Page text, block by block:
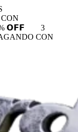
𝗢𝗙𝗙
3
CON